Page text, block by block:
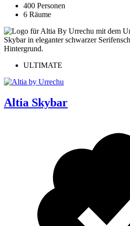
400 Personen
6 Räume
ULTIMATE
Altia Skybar